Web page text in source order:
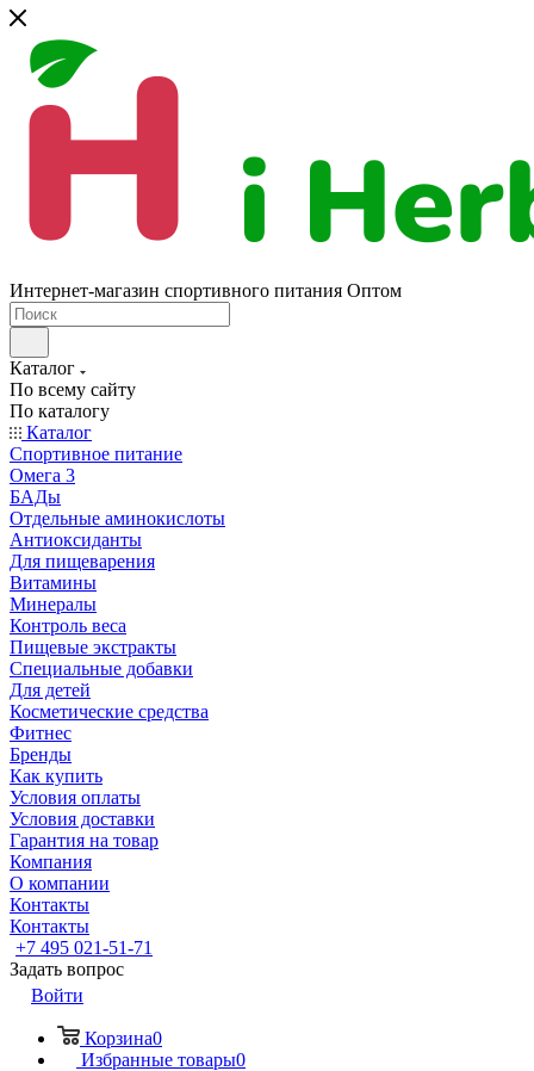
Интернет-магазин спортивного питания Оптом
Каталог
По всему сайту
По каталогу
Каталог
Спортивное питание
Омега 3
БАДы
Отдельные аминокислоты
Антиоксиданты
Для пищеварения
Витамины
Минералы
Контроль веса
Пищевые экстракты
Специальные добавки
Для детей
Косметические средства
Фитнес
Бренды
Как купить
Условия оплаты
Условия доставки
Гарантия на товар
Компания
О компании
Контакты
Контакты
+7 495 021-51-71
Задать вопрос
Войти
Корзина0
Избранные товары0